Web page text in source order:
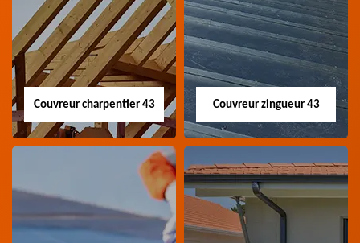
Couvreur charpentier 43
Couvreur
charpentier 43
Couvreur zingueur 43
Couvreur zingueur